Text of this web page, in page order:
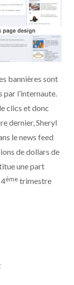
bannières sont
l’internaute.
clics et donc
dernier, Sheryl
le news feed
de dollars de
une part
èmetrimestre